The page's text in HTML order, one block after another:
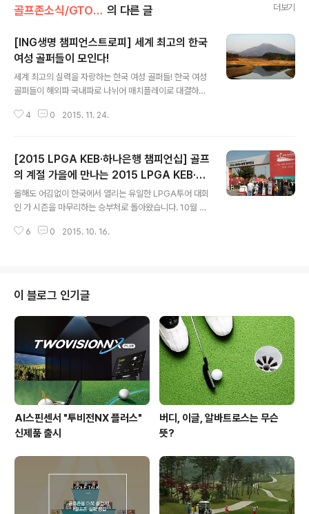
골프존소식/GTOUR 의 다른 글 더보기
[ING생명 챔피언스트로피] 세계 최고의 한국
여성 골퍼들이 모인다!
세계 최고의 실력을 자랑하는 한국 여성 골퍼들! 한국 여성
골퍼들이 해외파 국내파로 나뉘어 매치플레이로 대결하는
데요. 이 대회는 11월 27일부터 29일까지 부산 기장군 베
생명 챔피언스트로피 'ING생명 챔피언스트로피' 대회란?
이 대회는 세계 최고 실력을 자랑하는 한국 여자 골프 스타
들간의 빅매치로 이루어집니다. 해외파와 국내파로 나뉘어
개최되며 '팀 대항' 대결을 컨셉으로 진행되며 에 이은 한국
형 블럭버스터 매치플레이로 색다른 재미와 감동을 전할
예정입니다. 각 팀은 12명씩으로 솔하임컵 방식을 준용한
4 0 2015. 11. 24.
[2015 LPGA KEB·하나은행 챔피언십] 골프
의 계절 가을에 만나는 2015 LPGA KEB·하
나은행 챔피언십
올해도 어김없이 한국에서 열리는 유일한 LPGA투어 대회
인 가 시즌을 마무리하는 승부처로 돌아왔습니다. 10월 5
조트 오션코스에서 벌어지는데요. 2015 프레지던츠컵이
경쟁 이번 대회의 최고 흥행 요소는 올 한 해 최고의 활약을
펼친 박인비와 리디아 고의 우승 경쟁인데요. 커리어 그랜
드슬램의 박인비와 생애 첫 메이저 타이틀을 거머쥔 리디
아 고는 각각 시즌 4승을 하면서 치열한 경쟁 구도를 형성
했습니다. 두 선수에게 이번 대회는 그래서인지 더욱 특별
한데요. 시즌 톱으로 가는 ..
6 0 2015. 10. 16.
이 블로그 인기글
AI스핀센서 "투비전NX 플러스"
신제품 출시
버디, 이글, 알바트로스는 무슨
뜻?